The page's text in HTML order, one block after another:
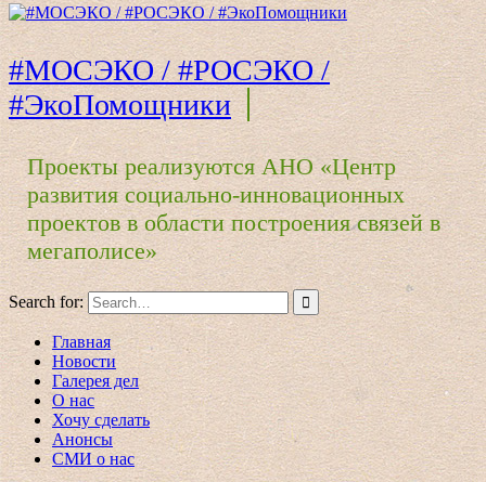
#МОСЭКО / #РОСЭКО /
#ЭкоПомощники
Проекты реализуются АНО «Центр
развития социально-инновационных
проектов в области построения связей в
мегаполисе»
Search for:
Главная
Новости
Галерея дел
О нас
Хочу сделать
Анонсы
СМИ о нас